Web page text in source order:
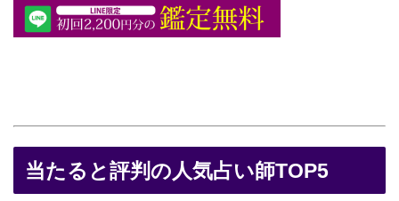
当たると評判の人気占い師TOP5